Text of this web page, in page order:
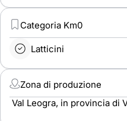
Categoria Km0
Latticini
Zona di produzione
Val Leogra, in provincia di